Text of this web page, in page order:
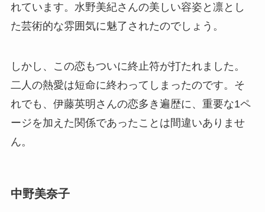
れています。水野美紀さんの美しい容姿と凛とし
た芸術的な雰囲気に魅了されたのでしょう。
しかし、この恋もついに終止符が打たれました。
二人の熱愛は短命に終わってしまったのです。そ
れでも、伊藤英明さんの恋多き遍歴に、重要な1ペ
ージを加えた関係であったことは間違いありませ
ん。
中野美奈子